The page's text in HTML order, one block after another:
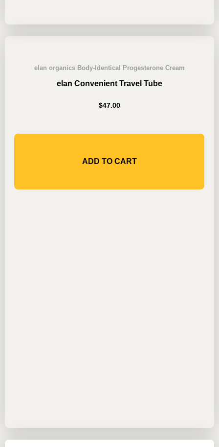
elan organics Body-Identical Progesterone Cream
elan Convenient Travel Tube
$47.00
ADD TO CART